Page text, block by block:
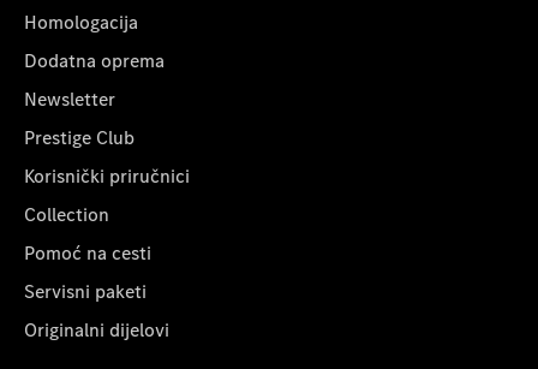
Homologacija
Dodatna oprema
Newsletter
Prestige Club
Korisnički priručnici
Collection
Pomoć na cesti
Servisni paketi
Originalni dijelovi